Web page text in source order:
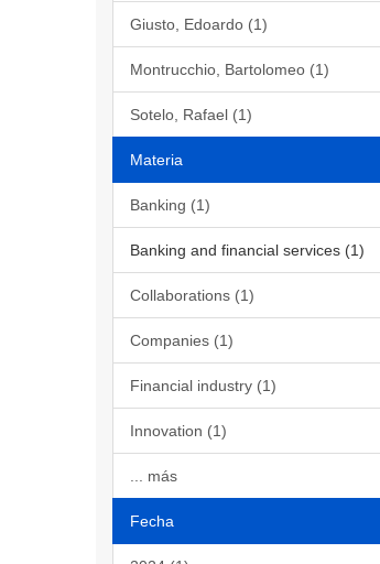
Giusto, Edoardo (1)
Montrucchio, Bartolomeo (1)
Sotelo, Rafael (1)
Materia
Banking (1)
Banking and financial services (1)
Collaborations (1)
Companies (1)
Financial industry (1)
Innovation (1)
... más
Fecha